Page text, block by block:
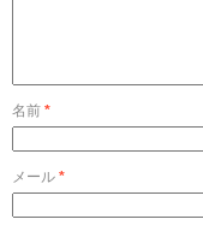
名前 *
メール *